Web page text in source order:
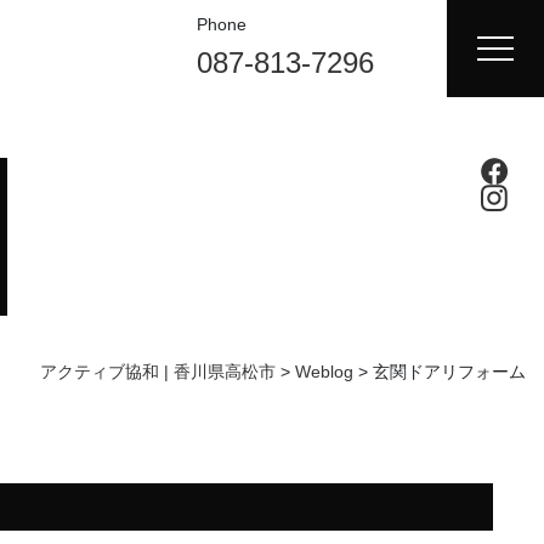
Phone
087-813-7296
アクティブ協和 | 香川県高松市 > Weblog > 玄関ドアリフォーム